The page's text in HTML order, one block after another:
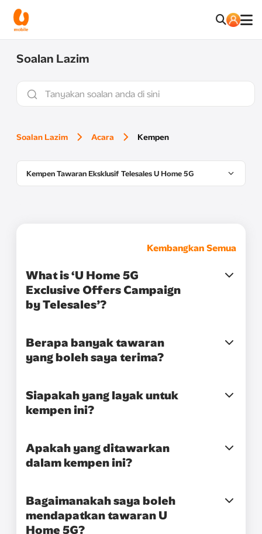
Soalan Lazim
Soalan Lazim Acara Kempen
Kempen Tawaran Eksklusif Telesales U Home 5G
Kembangkan Semua
What is ‘U Home 5G
Exclusive Offers Campaign
by Telesales’?
Berapa banyak tawaran
yang boleh saya terima?
Siapakah yang layak untuk
kempen ini?
Apakah yang ditawarkan
dalam kempen ini?
Bagaimanakah saya boleh
mendapatkan tawaran U
Home 5G?